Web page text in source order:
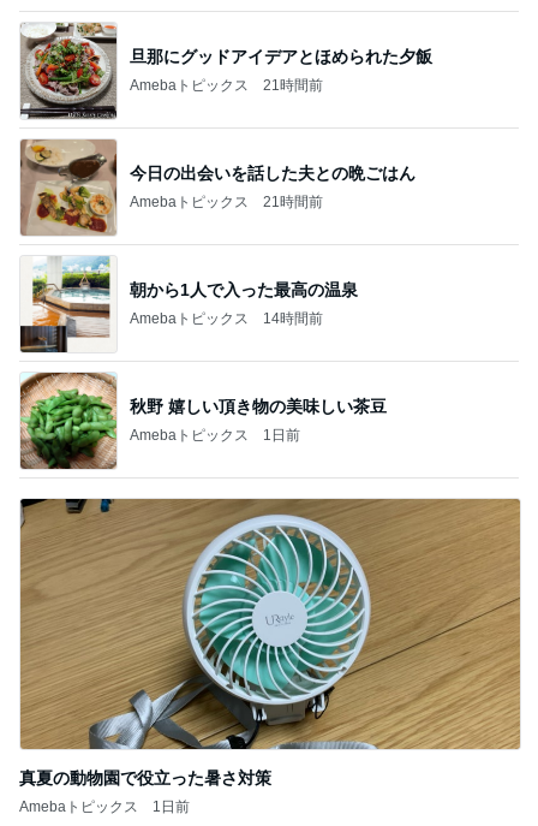
旦那にグッドアイデアとほめられた夕飯
Amebaトピックス 21時間前
今日の出会いを話した夫との晩ごはん
Amebaトピックス 21時間前
朝から1人で入った最高の温泉
Amebaトピックス 14時間前
秋野 嬉しい頂き物の美味しい茶豆
Amebaトピックス 1日前
真夏の動物園で役立った暑さ対策
Amebaトピックス 1日前